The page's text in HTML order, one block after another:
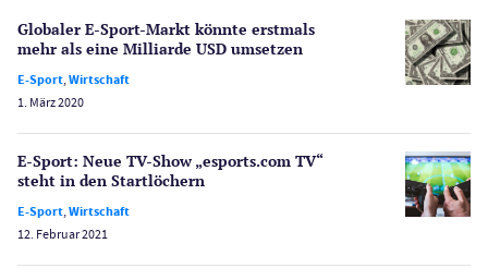
Lotterie
Poker
Schlagzeilen
Spiele
Merkur Casinos
Globaler E-Sport-Markt könnte erstmals
mehr als eine Milliarde USD umsetzen
E-Sport,Wirtschaft
1. März 2020
E-Sport: Neue TV-Show „esports.com TV“
steht in den Startlöchern
E-Sport,Wirtschaft
12. Februar 2021